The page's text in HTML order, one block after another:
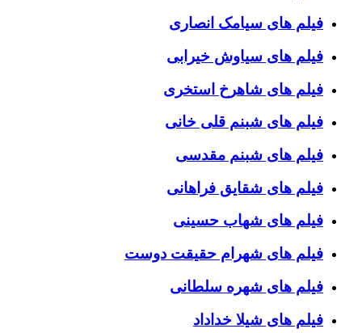
فیلم های سیامک انصاری
فیلم های سیاوش خیرابی
فیلم های شاهرخ استخری
فیلم های شبنم قلی خانی
فیلم های شبنم مقدسی
فیلم های شقایق فراهانی
فیلم های شهاب حسینی
فیلم های شهرام حقیقت دوست
فیلم های شهره سلطانی
فیلم های شیلا خداداد